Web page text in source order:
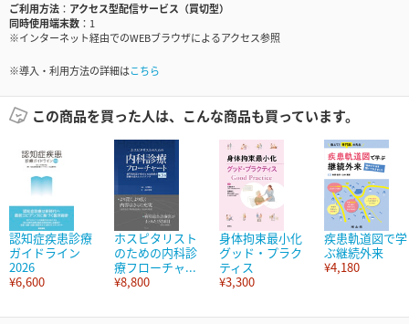
ご利用方法
アクセス型配信サービス（買切型）
同時使用端末数
1
※インターネット経由でのWEBブラウザによるアクセス参照
※導入・利用方法の詳細はこちら
この商品を買った人は、こんな商品も買っています。
認知症疾患診療
ガイドライン
2026
¥6,600
ホスピタリスト
のための内科診
療フローチャ...
¥8,800
身体拘束最小化
グッド・プラク
ティス
¥3,300
疾患軌道図で学
ぶ継続外来
¥4,180